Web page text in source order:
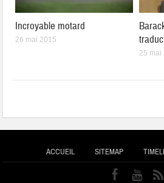
Incroyable motard
26 mai 2015
25 mai
ACCUEIL SITEMAP